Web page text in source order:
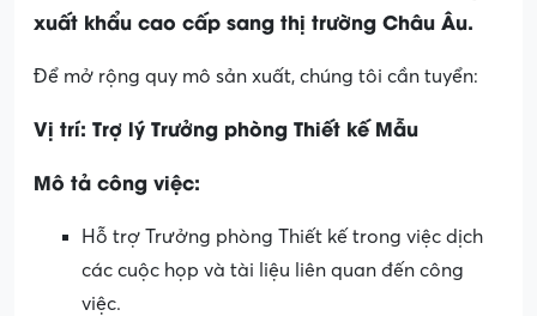
xuất khẩu cao cấp sang thị trường Châu Âu.
Để mở rộng quy mô sản xuất, chúng tôi cần tuyển:
Vị trí: Trợ lý Trưởng phòng Thiết kế Mẫu
Mô tả công việc:
Hỗ trợ Trưởng phòng Thiết kế trong việc dịch
các cuộc họp và tài liệu liên quan đến công
việc.